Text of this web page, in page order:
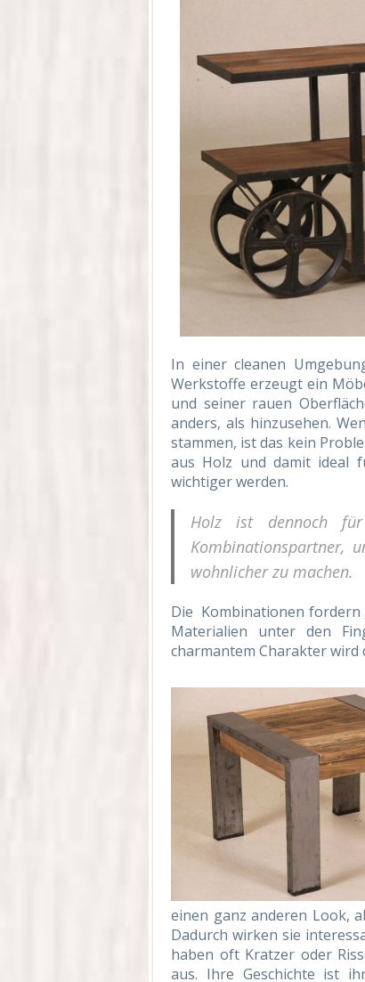
In einer cleanen
Werkstoffe erzeugt ein
und seiner rauen
anders, als hinzusehen.
stammen, ist das kein
aus Holz und damit ideal
wichtiger werden.
Holz ist dennoch
Kombinationspartner,
wohnlicher zu machen.
Die Kombinationen fordern
Materialien unter den
charmantem Charakter
einen ganz anderen Look,
Dadurch wirken sie
haben oft Kratzer oder
aus. Ihre Geschichte ist